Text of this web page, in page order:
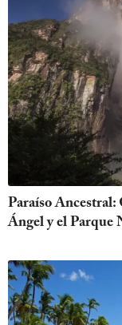
Paraíso
Ángel y el Parque